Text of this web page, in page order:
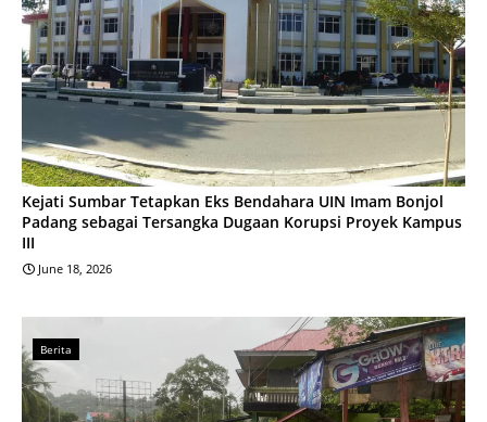
Kejati Sumbar Tetapkan Eks Bendahara UIN Imam Bonjol
Padang sebagai Tersangka Dugaan Korupsi Proyek Kampus
III
June 18, 2026
Berita